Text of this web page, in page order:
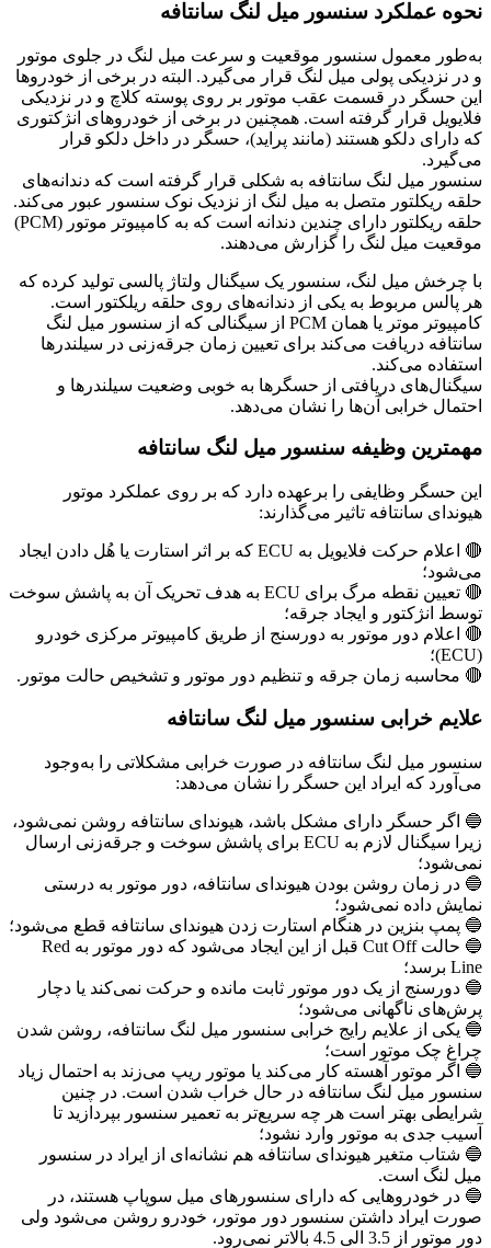
نحوه عملکرد سنسور میل لنگ سانتافه
به‌طور معمول سنسور موقعیت و سرعت میل لنگ در جلوی موتور
و در نزدیکی پولی میل لنگ قرار می‌گیرد. البته در برخی از خودروها
این حسگر در قسمت عقب موتور بر روی پوسته کلاچ و در نزدیکی
فلایویل قرار گرفته است. همچنین در برخی از خودروهای انژکتوری
که دارای دلکو هستند (مانند پراید)، حسگر در داخل دلکو قرار
می‌گیرد.
سنسور میل لنگ سانتافه به شکلی قرار گرفته است که دندانه‌های
حلقه ریکلتور متصل به میل لنگ از نزدیک نوک سنسور عبور می‌کند.
حلقه ریکلتور دارای چندین دندانه است که به کامپیوتر موتور (PCM)
موقعیت میل لنگ را گزارش می‌دهند.
با چرخش میل لنگ، سنسور یک سیگنال ولتاژ پالسی تولید کرده که
هر پالس مربوط به یکی از دندانه‌های روی حلقه ریلکتور است.
کامپیوتر موتر یا همان PCM از سیگنالی که از سنسور میل لنگ
سانتافه دریافت می‌کند برای تعیین زمان جرقه‌زنی در سیلندرها
استفاده می‌کند.
سیگنال‌های دریافتی از حسگرها به خوبی وضعیت سیلندرها و
احتمال خرابی آن‌ها را نشان می‌دهد.
مهمترین وظیفه سنسور میل لنگ سانتافه
این حسگر وظایفی را برعهده دارد که بر روی عملکرد موتور
هیوندای سانتافه تاثیر می‌گذارند:
🔴 اعلام حرکت فلایویل به ECU که بر اثر استارت یا هُل دادن ایجاد
می‌شود؛
🔴 تعیین نقطه مرگ برای ECU به هدف تحریک آن به پاشش سوخت
توسط انژکتور و ایجاد جرقه؛
🔴 اعلام دور موتور به دورسنج از طریق کامپیوتر مرکزی خودرو
(ECU)؛
🔴 محاسبه زمان جرقه و تنظیم دور موتور و تشخیص حالت موتور.
علایم خرابی سنسور میل لنگ سانتافه
سنسور میل لنگ سانتافه در صورت خرابی مشکلاتی را به‌وجود
می‌آورد که ایراد این حسگر را نشان می‌دهد:
🔵 اگر حسگر دارای مشکل باشد، هیوندای سانتافه روشن نمی‌شود،
زیرا سیگنال لازم به ECU برای پاشش سوخت و جرقه‌زنی ارسال
نمی‌شود؛
🔵 در زمان روشن بودن هیوندای سانتافه، دور موتور به درستی
نمایش داده نمی‌شود؛
🔵 پمپ بنزین در هنگام استارت زدن هیوندای سانتافه قطع می‌شود؛
🔵 حالت Cut Off قبل از این ایجاد می‌شود که دور موتور به Red
Line برسد؛
🔵 دورسنج از یک دور موتور ثابت مانده و حرکت نمی‌کند یا دچار
پرش‌های ناگهانی می‌شود؛
🔵 یکی از علایم رایج خرابی سنسور میل لنگ سانتافه، روشن شدن
چراغ چک موتور است؛
🔵 اگر موتور آهسته کار می‌کند یا موتور ریپ می‌زند به احتمال زیاد
سنسور میل لنگ سانتافه در حال خراب شدن است. در چنین
شرایطی بهتر است هر چه سریع‌تر به تعمیر سنسور بپردازید تا
آسیب جدی به موتور وارد نشود؛
🔵 شتاب متغیر هیوندای سانتافه هم نشانه‌ای از ایراد در سنسور
میل لنگ است.
🔵 در خودروهایی که دارای سنسورهای میل سوپاپ هستند، در
صورت ایراد داشتن سنسور دور موتور، خودرو روشن می‌شود ولی
دور موتور از 3.5 الی 4.5 بالاتر نمی‌رود.